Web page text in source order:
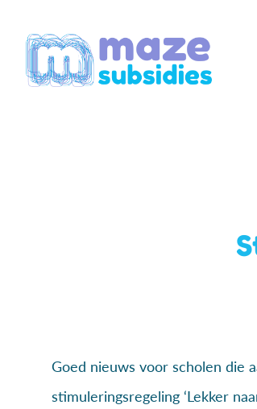
naar
inhoud
Goed nieuws voor scholen die
stimuleringsregeling ‘Lekker